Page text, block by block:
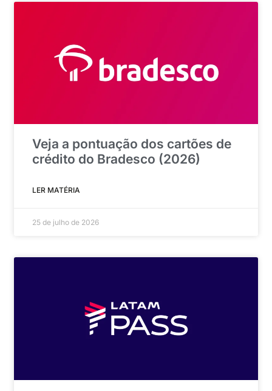
Veja a pontuação dos cartões de
crédito do Bradesco (2026)
LER MATÉRIA
25 de julho de 2026